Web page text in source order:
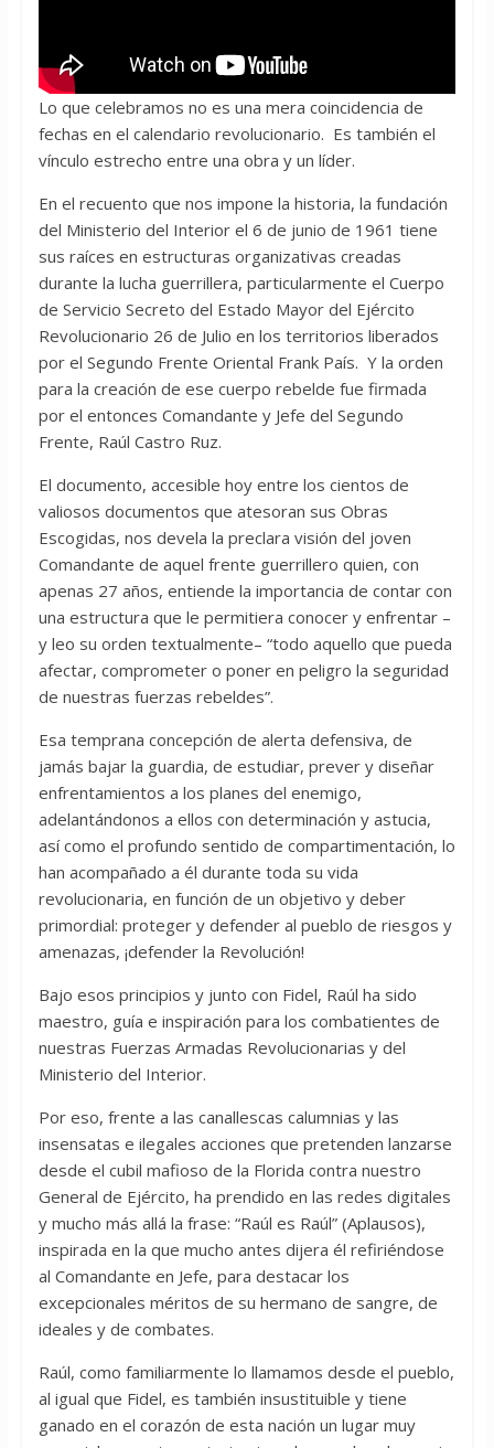
Lo que celebramos no es una mera coincidencia de
fechas en el calendario revolucionario. Es también el
vínculo estrecho entre una obra y un líder.
En el recuento que nos impone la historia, la fundación
del Ministerio del Interior el 6 de junio de 1961 tiene
sus raíces en estructuras organizativas creadas
durante la lucha guerrillera, particularmente el Cuerpo
de Servicio Secreto del Estado Mayor del Ejército
Revolucionario 26 de Julio en los territorios liberados
por el Segundo Frente Oriental Frank País. Y la orden
para la creación de ese cuerpo rebelde fue firmada
por el entonces Comandante y Jefe del Segundo
Frente, Raúl Castro Ruz.
El documento, accesible hoy entre los cientos de
valiosos documentos que atesoran sus Obras
Escogidas, nos devela la preclara visión del joven
Comandante de aquel frente guerrillero quien, con
apenas 27 años, entiende la importancia de contar con
una estructura que le permitiera conocer y enfrentar –
y leo su orden textualmente– “todo aquello que pueda
afectar, comprometer o poner en peligro la seguridad
de nuestras fuerzas rebeldes”.
Esa temprana concepción de alerta defensiva, de
jamás bajar la guardia, de estudiar, prever y diseñar
enfrentamientos a los planes del enemigo,
adelantándonos a ellos con determinación y astucia,
así como el profundo sentido de compartimentación, lo
han acompañado a él durante toda su vida
revolucionaria, en función de un objetivo y deber
primordial: proteger y defender al pueblo de riesgos y
amenazas, ¡defender la Revolución!
Bajo esos principios y junto con Fidel, Raúl ha sido
maestro, guía e inspiración para los combatientes de
nuestras Fuerzas Armadas Revolucionarias y del
Ministerio del Interior.
Por eso, frente a las canallescas calumnias y las
insensatas e ilegales acciones que pretenden lanzarse
desde el cubil mafioso de la Florida contra nuestro
General de Ejército, ha prendido en las redes digitales
y mucho más allá la frase: “Raúl es Raúl” (Aplausos),
inspirada en la que mucho antes dijera él refiriéndose
al Comandante en Jefe, para destacar los
excepcionales méritos de su hermano de sangre, de
ideales y de combates.
Raúl, como familiarmente lo llamamos desde el pueblo,
al igual que Fidel, es también insustituible y tiene
ganado en el corazón de esta nación un lugar muy